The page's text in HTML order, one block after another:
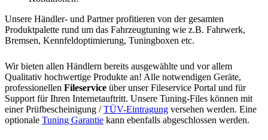
Unsere Händler- und Partner profitieren von der gesamten
Produktpalette rund um das Fahrzeugtuning wie z.B. Fahrwerk,
Bremsen, Kennfeldoptimierung, Tuningboxen etc.
Wir bieten allen Händlern bereits ausgewählte und vor allem
Qualitativ hochwertige Produkte an! Alle notwendigen Geräte,
professionellen Fileservice über unser Fileservice Portal und für
Support für Ihren Internetauftritt. Unsere Tuning-Files können mit
einer Prüfbescheinigung /TÜV-Eintragung versehen werden. Eine
optionale Tuning Garantie kann ebenfalls abgeschlossen werden.